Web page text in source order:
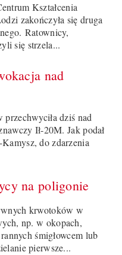
Kształcenia
zakończyła się druga
Ratownicy,
się strzela...
nad
dziś nad
Ił-20M. Jak podał
do zdarzenia
na poligonie
krwotoków w
np. w okopach,
śmigłowcem lub
pierwsze...